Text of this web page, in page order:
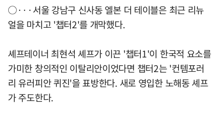
○···서울 강남구 신사동 엘본 더 테이블은 최근 리뉴
얼을 마치고 '챕터2'를 개막했다.
셰프테이너 최현석 셰프가 이끈 '챕터1'이 한국적 요소를
가미한 창의적인 이탈리안이었다면 챕터2는 '컨템포러
리 유러피안 퀴진'을 표방한다. 새로 영입한 노해동 셰프
가 주도한다.